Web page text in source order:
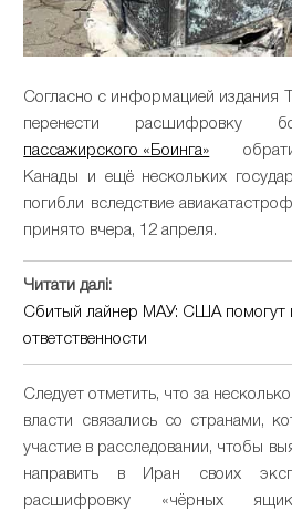
Согласно с информацией издания
перенести расшифровку
пассажирского «Боинга»
Канады и ещё нескольких
погибли вследствие
принято вчера, 12 апреля.
Читати далі:
Сбитый лайнер МАУ: США помогут
ответственности
Следует отметить, что за
власти связались со странами,
участие в расследовании, чтобы
направить в Иран своих
расшифровку «чёрных